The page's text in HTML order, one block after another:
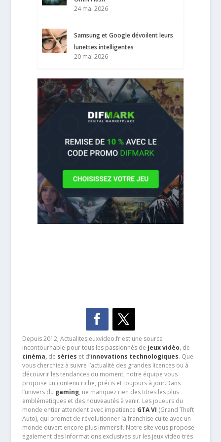
24 mai 2026
Samsung et Google dévoilent leurs
lunettes intelligentes
20 mai 2026
Depuis 2012, Actualitesjeuxvideo.fr est une source
incontournable pour tous les passionnés de jeux vidéo, de
cinéma,de séries et d’innovations technologiques. Que
vous cherchiez à suivre l’actualité des grandes licences ou à
découvrir les tendances du moment, notre équipe vous
propose un contenu riche, précis et toujours à jour.Dans
l’univers du gaming, ne manquez rien des titres les plus
emblématiques et des nouveautés à venir. Les joueurs du
monde entier attendent avec impatience GTA VI (Grand Theft
Auto), qui promet de révolutionner la franchise culte avec un
monde ouvert encore plus immersif. Notre site vous propose
également des informations exclusives sur les jeux vidéo très